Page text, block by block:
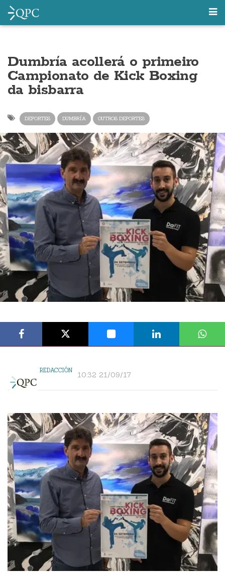
Dumbría acollerá o primeiro
Campionato de Kick Boxing
da bisbarra
DEPORTES DUMBRÍA OUTROS DEPORTES
REDACCIÓN 10:32 21/09/17